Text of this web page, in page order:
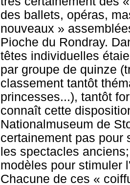
des ballets, opéras,
nouveaux »
Pioche du Rondray.
têtes individuelles
par groupe de quinze
classement tantôt
princesses...), tantôt
connaît cette
Nationalmuseum de
certainement pas pour
les spectacles
modèles pour stimuler
Chacune de ces «